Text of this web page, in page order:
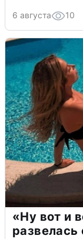
6 августа 10
«Ну вот и